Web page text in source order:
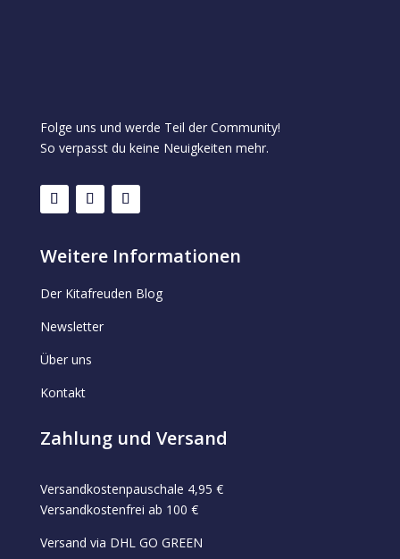
Folge uns und werde Teil der Community!
So verpasst du keine Neuigkeiten mehr.
Weitere Informationen
Der Kitafreuden Blog
Newsletter
Über uns
Kontakt
Zahlung und Versand
Versandkostenpauschale 4,95 €
Versandkostenfrei ab 100 €
Versand via DHL GO GREEN